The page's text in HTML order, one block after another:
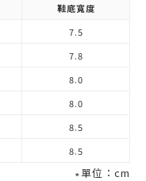
鞋底寬度
7.5
7.8
8.0
8.0
8.5
8.5
∗單位：cm